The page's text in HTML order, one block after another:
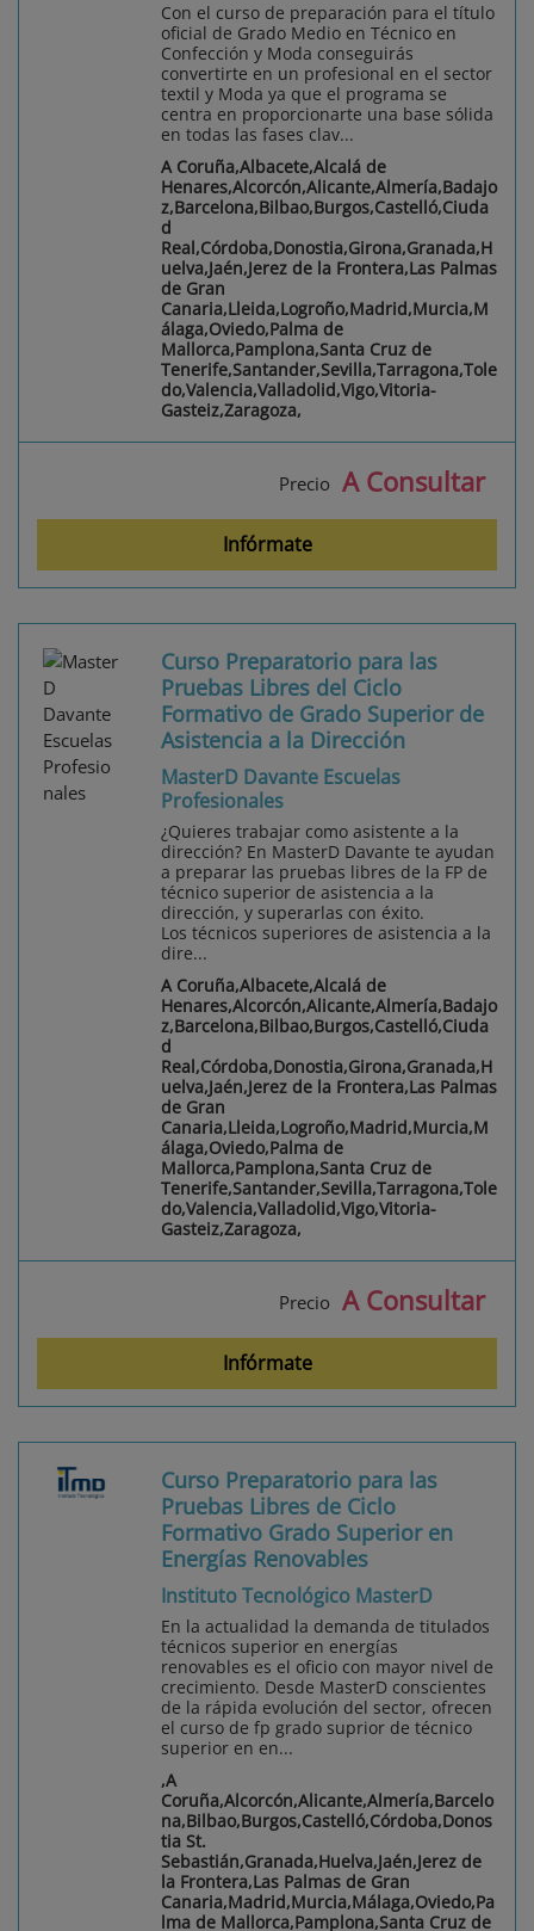
Con el curso de preparación para el título
oficial de Grado Medio en Técnico en
Confección y Moda conseguirás
convertirte en un profesional en el sector
textil y Moda ya que el programa se
centra en proporcionarte una base sólida
en todas las fases clav...
A Coruña,Albacete,Alcalá de
Henares,Alcorcón,Alicante,Almería,Badajo
z,Barcelona,Bilbao,Burgos,Castelló,Ciuda
d
Real,Córdoba,Donostia,Girona,Granada,H
uelva,Jaén,Jerez de la Frontera,Las Palmas
de Gran
Canaria,Lleida,Logroño,Madrid,Murcia,M
álaga,Oviedo,Palma de
Mallorca,Pamplona,Santa Cruz de
Tenerife,Santander,Sevilla,Tarragona,Tole
do,Valencia,Valladolid,Vigo,Vitoria-
Gasteiz,Zaragoza,
Precio A Consultar
Infórmate
Curso Preparatorio para las
Pruebas Libres del Ciclo
Formativo de Grado Superior de
Asistencia a la Dirección
MasterD Davante Escuelas
Profesionales
¿Quieres trabajar como asistente a la
dirección? En MasterD Davante te ayudan
a preparar las pruebas libres de la FP de
técnico superior de asistencia a la
dirección, y superarlas con éxito.
Los técnicos superiores de asistencia a la
dire...
A Coruña,Albacete,Alcalá de
Henares,Alcorcón,Alicante,Almería,Badajo
z,Barcelona,Bilbao,Burgos,Castelló,Ciuda
d
Real,Córdoba,Donostia,Girona,Granada,H
uelva,Jaén,Jerez de la Frontera,Las Palmas
de Gran
Canaria,Lleida,Logroño,Madrid,Murcia,M
álaga,Oviedo,Palma de
Mallorca,Pamplona,Santa Cruz de
Tenerife,Santander,Sevilla,Tarragona,Tole
do,Valencia,Valladolid,Vigo,Vitoria-
Gasteiz,Zaragoza,
Precio A Consultar
Infórmate
Curso Preparatorio para las
Pruebas Libres de Ciclo
Formativo Grado Superior en
Energías Renovables
Instituto Tecnológico MasterD
En la actualidad la demanda de titulados
técnicos superior en energías
renovables es el oficio con mayor nivel de
crecimiento. Desde MasterD conscientes
de la rápida evolución del sector, ofrecen
el curso de fp grado suprior de técnico
superior en en...
,A
Coruña,Alcorcón,Alicante,Almería,Barcelo
na,Bilbao,Burgos,Castelló,Córdoba,Donos
tia St.
Sebastián,Granada,Huelva,Jaén,Jerez de
la Frontera,Las Palmas de Gran
Canaria,Madrid,Murcia,Málaga,Oviedo,Pa
lma de Mallorca,Pamplona,Santa Cruz de